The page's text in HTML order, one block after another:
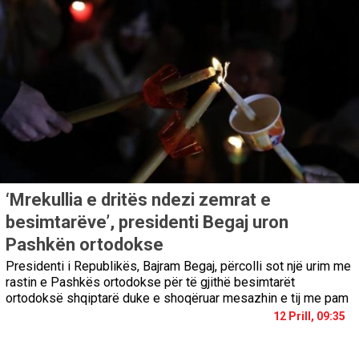
‘Mrekullia e dritës ndezi zemrat e
besimtarëve’, presidenti Begaj uron
Pashkën ortodokse
Presidenti i Republikës, Bajram Begaj, përcolli sot një urim me
rastin e Pashkës ortodokse për të gjithë besimtarët
ortodoksë shqiptarë duke e shoqëruar mesazhin e tij me pam
12 Prill, 09:35